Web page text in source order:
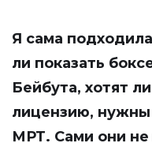
Я сама
ли показать
Бейбута, хотят
лицензию, нужны
МРТ. Сами они не